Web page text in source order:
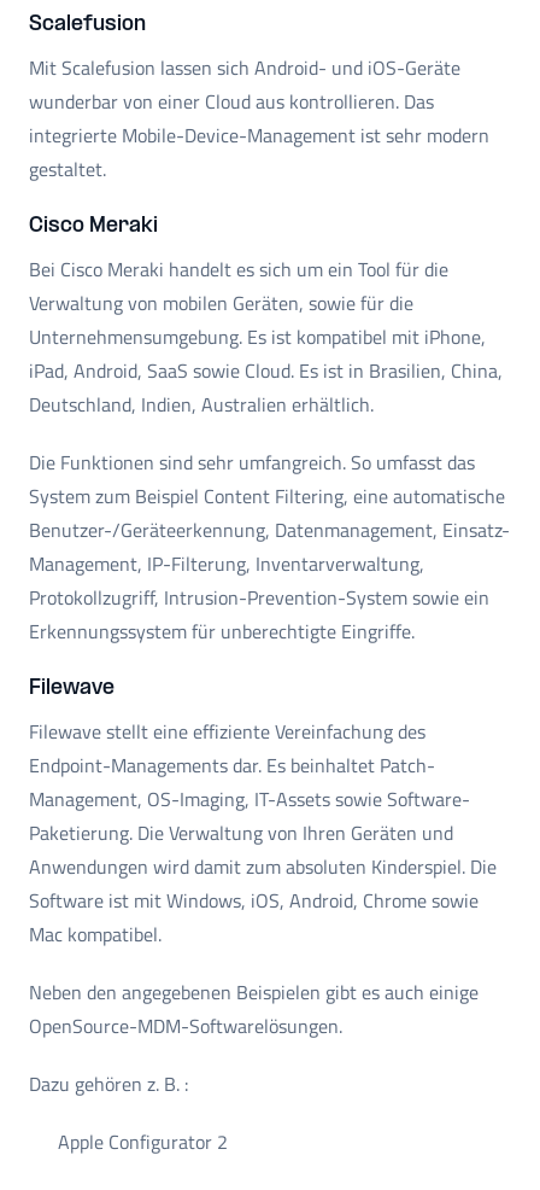
Scalefusion
Mit Scalefusion lassen sich Android- und iOS-Geräte
wunderbar von einer Cloud aus kontrollieren. Das
integrierte Mobile-Device-Management ist sehr modern
gestaltet.
Cisco Meraki
Bei Cisco Meraki handelt es sich um ein Tool für die
Verwaltung von mobilen Geräten, sowie für die
Unternehmensumgebung. Es ist kompatibel mit iPhone,
iPad, Android, SaaS sowie Cloud. Es ist in Brasilien, China,
Deutschland, Indien, Australien erhältlich.
Die Funktionen sind sehr umfangreich. So umfasst das
System zum Beispiel Content Filtering, eine automatische
Benutzer-/Geräteerkennung, Datenmanagement, Einsatz-
Management, IP-Filterung, Inventarverwaltung,
Protokollzugriff, Intrusion-Prevention-System sowie ein
Erkennungssystem für unberechtigte Eingriffe.
Filewave
Filewave stellt eine effiziente Vereinfachung des
Endpoint-Managements dar. Es beinhaltet Patch-
Management, OS-Imaging, IT-Assets sowie Software-
Paketierung. Die Verwaltung von Ihren Geräten und
Anwendungen wird damit zum absoluten Kinderspiel. Die
Software ist mit Windows, iOS, Android, Chrome sowie
Mac kompatibel.
Neben den angegebenen Beispielen gibt es auch einige
OpenSource-MDM-Softwarelösungen.
Dazu gehören z. B. :
Apple Configurator 2